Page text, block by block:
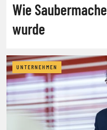
Wie
wurde
UNTERNEHMEN